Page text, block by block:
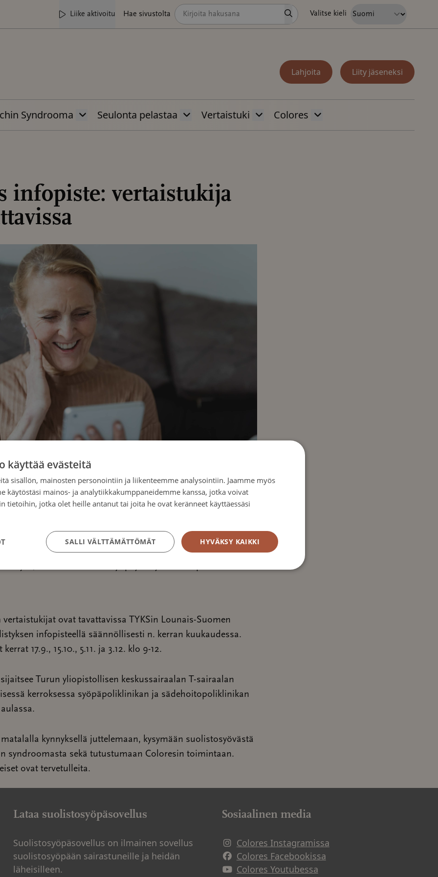
Liike aktivoitu Hae sivustolta Hae Valitse kieli
Lahjoita Liity jäseneksi
Syndrooma Seulonta pelastaa Vertaistuki Colores
infopiste: vertaistukija
klo 0900
klo 0900
vertaistukijat ovat tavattavissa TYKSin Lounais-Suomen
infopisteellä säännöllisesti n. kerran kuukaudessa.
kerrat 17.9., 15.10., 5.11. ja 3.12. klo 9-12.
Turun yliopistollisen keskussairaalan T-sairaalan
kerroksessa syöpäpoliklinikan ja sädehoitopoliklinikan
kynnyksellä juttelemaan, kysymään suolistosyövästä
syndroomasta sekä tutustumaan Coloresin toimintaan.
ovat tervetulleita.
Lataa suolistosyöpäsovellus
Suolistosyöpäsovellus on ilmainen sovellus
suolistosyöpään sairastuneille ja heidän
läheisilleen.
Sosiaalinen media
Colores Instagramissa
Avautuu uuteen ikkunaan
Colores Facebookissa
Avautuu uuteen ikkunaan
Colores Youtubessa
käyttää evästeitä
sisällön, mainosten personointiin ja liikenteemme analysointiin. Jaamme myös
käytöstäsi mainos- ja analytiikkakumppaneidemme kanssa, jotka voivat
tietoihin, jotka olet heille antanut tai joita he ovat keränneet käyttäessäsi
HYVÄKSY KAIKKI
SALLI VÄLTTÄMÄTTÖMÄT